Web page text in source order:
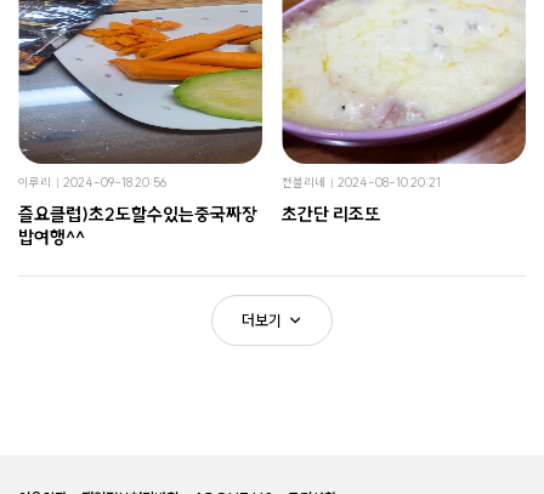
이루리 2024-09-18 20:56
즐요클럽)초2도할수있는중국짜장
밥여행^^
천블리네 2024-08-10 20:21
초간단 리조또
더보기